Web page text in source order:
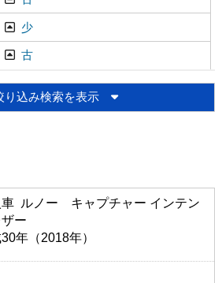
少
古
り込み検索
ピックアップ車
ロカン
車 ルノー キャプチャー インテン
ー
年（2018年）